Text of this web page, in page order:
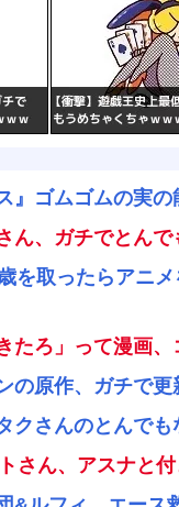
』ゴムゴムの実
ん、ガチでとん
を取ったらアニ
たろ」って漫画
の原作、ガチで
クさんのとんで
さん、アスナと